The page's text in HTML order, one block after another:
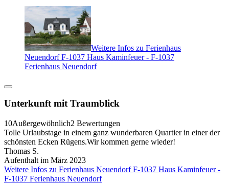
Weitere Infos zu Ferienhaus
Neuendorf F-1037 Haus Kaminfeuer - F-1037
Ferienhaus Neuendorf
Unterkunft mit Traumblick
10Außergewöhnlich2 Bewertungen
Tolle Urlaubstage in einem ganz wunderbaren Quartier in einer der
schönsten Ecken Rügens.Wir kommen gerne wieder!
Thomas S.
Aufenthalt im März 2023
Weitere Infos zu Ferienhaus Neuendorf F-1037 Haus Kaminfeuer -
F-1037 Ferienhaus Neuendorf